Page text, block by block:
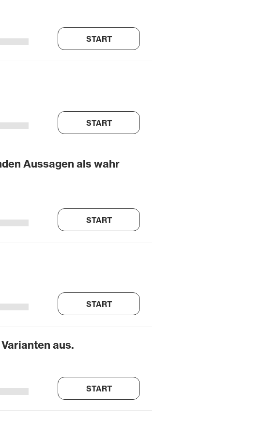
START
START
Aussagen als wahr
START
START
aus.
START